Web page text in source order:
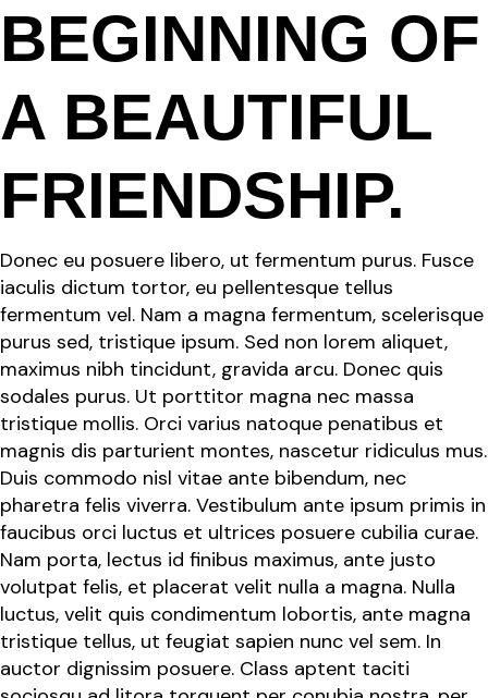
BEGINNING OF
A BEAUTIFUL
FRIENDSHIP.
Donec eu posuere libero, ut fermentum purus. Fusce
iaculis dictum tortor, eu pellentesque tellus
fermentum vel. Nam a magna fermentum, scelerisque
purus sed, tristique ipsum. Sed non lorem aliquet,
maximus nibh tincidunt, gravida arcu. Donec quis
sodales purus. Ut porttitor magna nec massa
tristique mollis. Orci varius natoque penatibus et
magnis dis parturient montes, nascetur ridiculus mus.
Duis commodo nisl vitae ante bibendum, nec
pharetra felis viverra. Vestibulum ante ipsum primis in
faucibus orci luctus et ultrices posuere cubilia curae.
Nam porta, lectus id finibus maximus, ante justo
volutpat felis, et placerat velit nulla a magna. Nulla
luctus, velit quis condimentum lobortis, ante magna
tristique tellus, ut feugiat sapien nunc vel sem. In
auctor dignissim posuere. Class aptent taciti